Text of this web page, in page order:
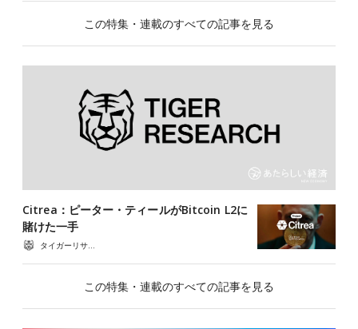
この特集・連載のすべての記事を見る
Citrea：ピーター・ティールがBitcoin L2に
賭けた一手
タイガーリサーチ（Tiger Research）
この特集・連載のすべての記事を見る